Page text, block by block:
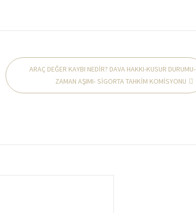
ARAÇ DEĞER KAYBI NEDİR? DAVA HAKKI-KUSUR DURUMU-
ZAMAN AŞIMI- SİGORTA TAHKİM KOMİSYONU